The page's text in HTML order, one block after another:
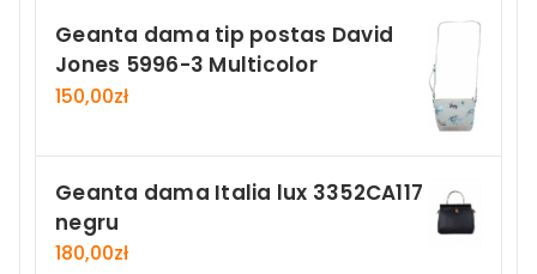
Geanta dama tip postas David
Jones 5996-3 Multicolor
150,00zł
Geanta dama Italia lux 3352CA117
negru
180,00zł